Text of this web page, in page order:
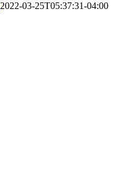
2022-03-25T05:37:31-04:00